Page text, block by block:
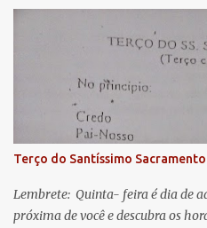
lágrimas. Eia, pois, Advogada
misericordiosos a nós volvei, e
Jesus. Bendito é o fruto do vosso
doce e sempre Virgem Maria.
Para que sejamos dignos das
Terço do Santíssimo Sacramento
Lembrete: Quinta- feira é dia de
próxima de você e descubra os